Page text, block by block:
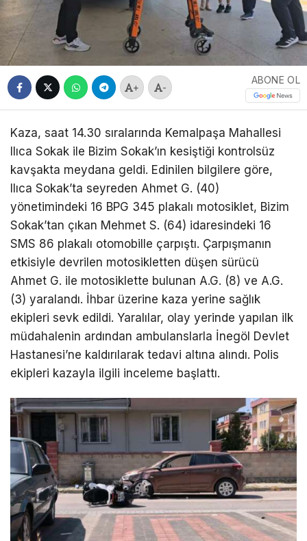
+ -
ABONE OL
Kaza, saat 14.30 sıralarında Kemalpaşa Mahallesi
Ilıca Sokak ile Bizim Sokak’ın kesiştiği kontrolsüz
kavşakta meydana geldi. Edinilen bilgilere göre,
Ilıca Sokak’ta seyreden Ahmet G. (40)
yönetimindeki 16 BPG 345 plakalı motosiklet, Bizim
Sokak’tan çıkan Mehmet S. (64) idaresindeki 16
SMS 86 plakalı otomobille çarpıştı. Çarpışmanın
etkisiyle devrilen motosikletten düşen sürücü
Ahmet G. ile motosiklette bulunan A.G. (8) ve A.G.
(3) yaralandı. İhbar üzerine kaza yerine sağlık
ekipleri sevk edildi. Yaralılar, olay yerinde yapılan ilk
müdahalenin ardından ambulanslarla İnegöl Devlet
Hastanesi’ne kaldırılarak tedavi altına alındı. Polis
ekipleri kazayla ilgili inceleme başlattı.